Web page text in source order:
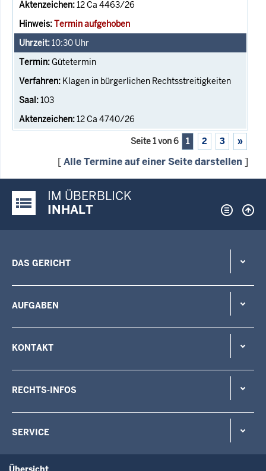
12 Ca 4463/26
Termin aufgehoben
10:30 Uhr
Gütetermin
Klagen in bürgerlichen Rechtsstreitigkeiten
103
12 Ca 4740/26
Seite 1 von 6 1 2 3 »
[Alle Termine auf einer Seite darstellen ]
Justiz-Portal im Überblick:
IM ÜBERBLICK
INHALT
DAS GERICHT
AUFGABEN
KONTAKT
RECHTS-INFOS
SERVICE